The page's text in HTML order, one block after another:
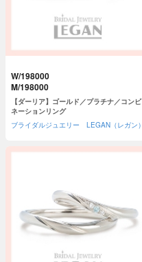
W/198000
M/198000
【ダーリア】ゴールド／プラチナ／コンビ
ネーションリング
ブライダルジュエリー LEGAN（レガン）